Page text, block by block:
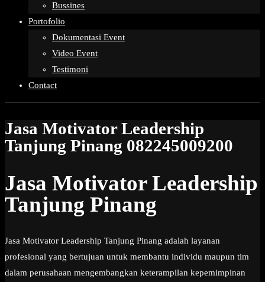
Bussines
Portofolio
Dokumentasi Event
Video Event
Testimoni
Contact
Jasa Motivator Leadership
Tanjung Pinang 082245009200
Jasa Motivator Leadership
Tanjung Pinang
Jasa Motivator Leadership Tanjung Pinang adalah layanan
profesional yang bertujuan untuk membantu individu maupun tim
dalam perusahaan mengembangkan keterampilan kepemimpinan